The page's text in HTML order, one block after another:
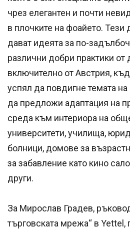
чрез елегантен и почти
в плочките на фоайето. Тези
дават идеята за по-
различни добри практики
включително от Австрия,
успял да повдигне темата
да предложи адаптация на
среда към интериора на
университети, училища,
болници, домове за
за забавление като кино
други.
За Мирослав Градев,
търговската мрежа“ в Yettel,